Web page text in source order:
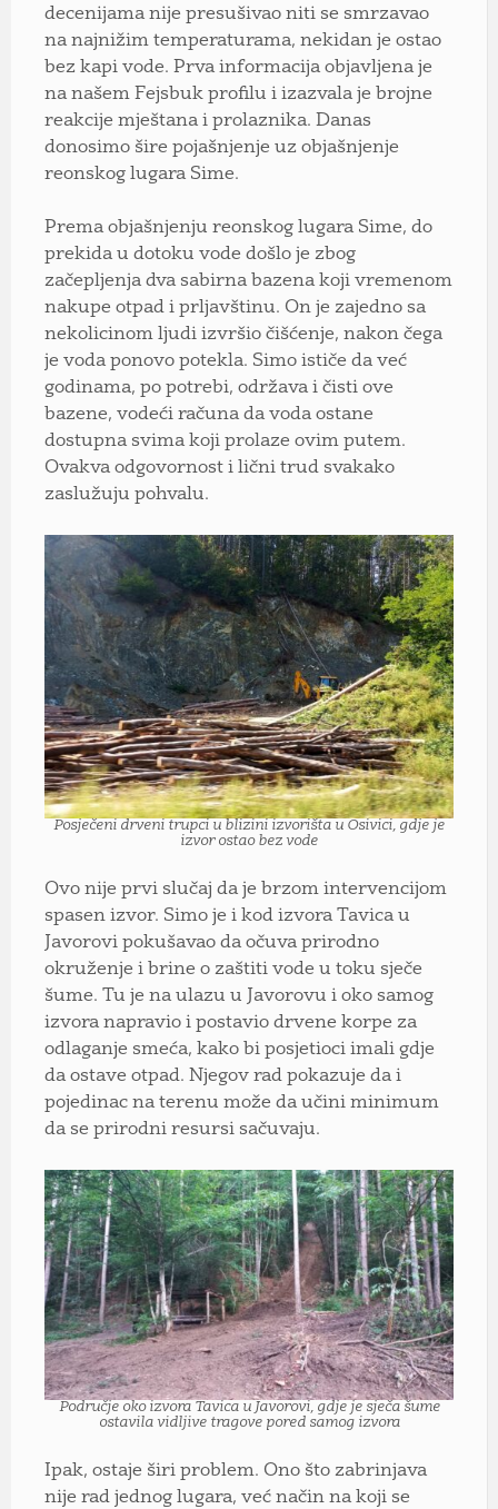
decenijama nije presušivao niti se smrzavao
na najnižim temperaturama, nekidan je ostao
bez kapi vode. Prva informacija objavljena je
na našem Fejsbuk profilu i izazvala je brojne
reakcije mještana i prolaznika. Danas
donosimo šire pojašnjenje uz objašnjenje
reonskog lugara Sime.
Prema objašnjenju reonskog lugara Sime, do
prekida u dotoku vode došlo je zbog
začepljenja dva sabirna bazena koji vremenom
nakupe otpad i prljavštinu. On je zajedno sa
nekolicinom ljudi izvršio čišćenje, nakon čega
je voda ponovo potekla. Simo ističe da već
godinama, po potrebi, održava i čisti ove
bazene, vodeći računa da voda ostane
dostupna svima koji prolaze ovim putem.
Ovakva odgovornost i lični trud svakako
zaslužuju pohvalu.
Posječeni drveni trupci u blizini izvorišta u Osivici, gdje je
izvor ostao bez vode
Ovo nije prvi slučaj da je brzom intervencijom
spasen izvor. Simo je i kod izvora Tavica u
Javorovi pokušavao da očuva prirodno
okruženje i brine o zaštiti vode u toku sječe
šume. Tu je na ulazu u Javorovu i oko samog
izvora napravio i postavio drvene korpe za
odlaganje smeća, kako bi posjetioci imali gdje
da ostave otpad. Njegov rad pokazuje da i
pojedinac na terenu može da učini minimum
da se prirodni resursi sačuvaju.
Područje oko izvora Tavica u Javorovi, gdje je sječa šume
ostavila vidljive tragove pored samog izvora
Ipak, ostaje širi problem. Ono što zabrinjava
nije rad jednog lugara, već način na koji se